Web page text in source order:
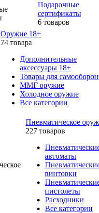
Подарочные
сертификаты
6 товаров
Оружие 18+
74 товара
Дополнительные
аксессуары 18+
Товары для
ММГ оружие
Холодное оружие
Все категории
Пневматическое
227 товаров
автоматы
винтовки
пистолеты
Расходники
Все категории